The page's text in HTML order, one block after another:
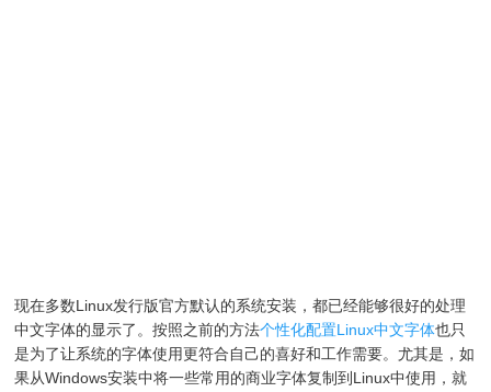
现在多数Linux发行版官方默认的系统安装，都已经能够很好的处理
中文字体的显示了。按照之前的方法个性化配置Linux中文字体也只
是为了让系统的字体使用更符合自己的喜好和工作需要。尤其是，如
果从Windows安装中将一些常用的商业字体复制到Linux中使用，就